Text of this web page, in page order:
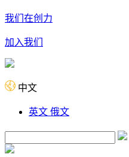
我们在创力
加入我们
中文
英文 俄文